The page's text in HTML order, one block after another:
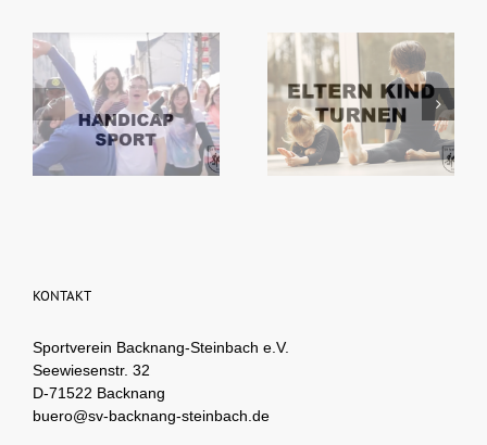
KONTAKT
Sportverein Backnang-Steinbach e.V.
Seewiesenstr. 32
D-71522 Backnang
buero@sv-backnang-steinbach.de